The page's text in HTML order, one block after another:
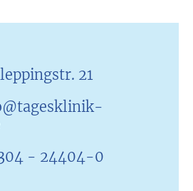
21
- 24404-0